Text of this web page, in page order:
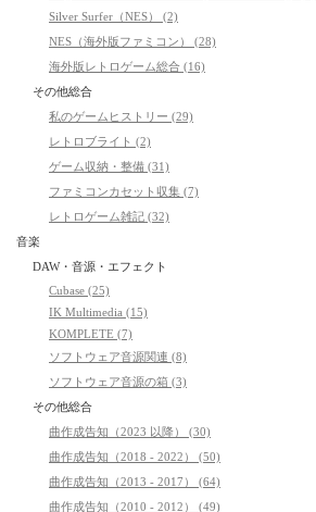
Silver Surfer（NES） (2)
NES（海外版ファミコン） (28)
海外版レトロゲーム総合 (16)
その他総合
私のゲームヒストリー (29)
レトロブライト (2)
ゲーム収納・整備 (31)
ファミコンカセット収集 (7)
レトロゲーム雑記 (32)
音楽
DAW・音源・エフェクト
Cubase (25)
IK Multimedia (15)
KOMPLETE (7)
ソフトウェア音源関連 (8)
ソフトウェア音源の箱 (3)
その他総合
曲作成告知（2023 以降） (30)
曲作成告知（2018 - 2022） (50)
曲作成告知（2013 - 2017） (64)
曲作成告知（2010 - 2012） (49)